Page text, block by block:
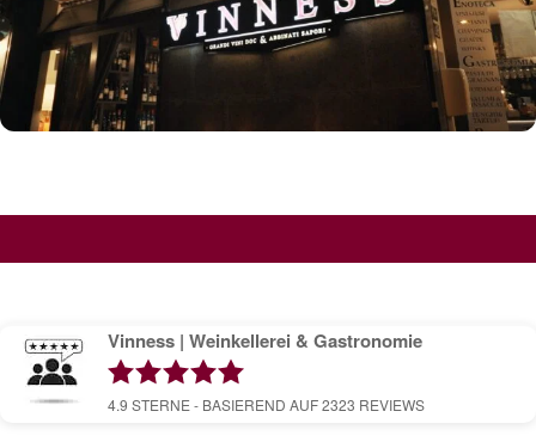
Vinness | Weinkellerei & Gastronomie
4.9 STERNE - BASIEREND AUF2323 REVIEWS